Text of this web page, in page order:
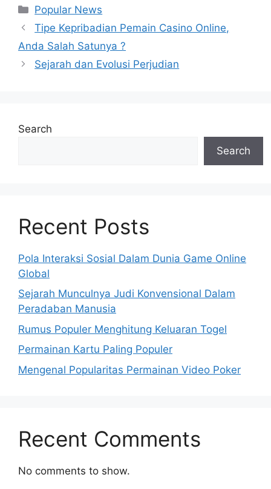
Categories
Popular News
Post
navigation
Tipe Kepribadian Pemain Casino Online,
Anda Salah Satunya ?
Sejarah dan Evolusi Perjudian
Search
Search
Recent Posts
Pola Interaksi Sosial Dalam Dunia Game Online
Global
Sejarah Munculnya Judi Konvensional Dalam
Peradaban Manusia
Rumus Populer Menghitung Keluaran Togel
Permainan Kartu Paling Populer
Mengenal Popularitas Permainan Video Poker
Recent Comments
No comments to show.